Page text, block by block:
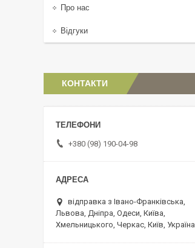
Про нас
Відгуки
КОНТАКТИ
+380 (98) 190-04-98
відправка з Івано-Франківська,
Львова, Дніпра, Одеси, Київа,
Хмельницького, Черкас, Київ, Україна